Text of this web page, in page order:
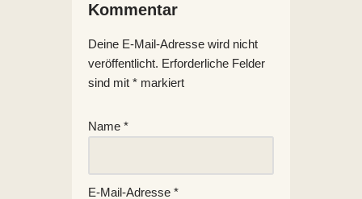
Kommentar
Deine E-Mail-Adresse wird nicht
veröffentlicht. Erforderliche Felder
sind mit * markiert
Name *
E-Mail-Adresse *